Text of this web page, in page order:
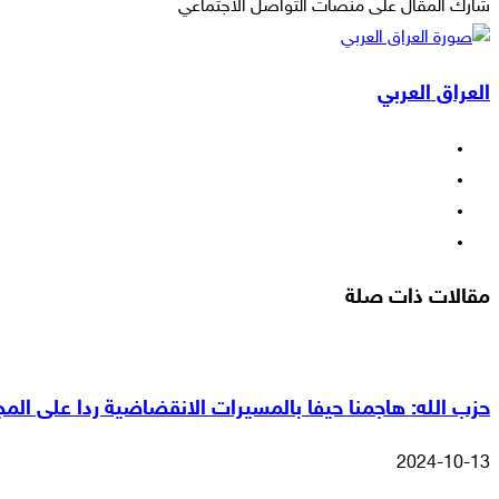
شارك المقال على منصات التواصل الاجتماعي
فيسبوك
‫X
ماسنجر
ماسنجر
واتساب
تيلقرام
ڤايبر
لاين
مشاركة
البريد
طباعة
العراق العربي
مقالات ذات صلة
حزب الله: هاجمنا حيفا بالمسيرات الانقضاضية ردا على
2024-10-13